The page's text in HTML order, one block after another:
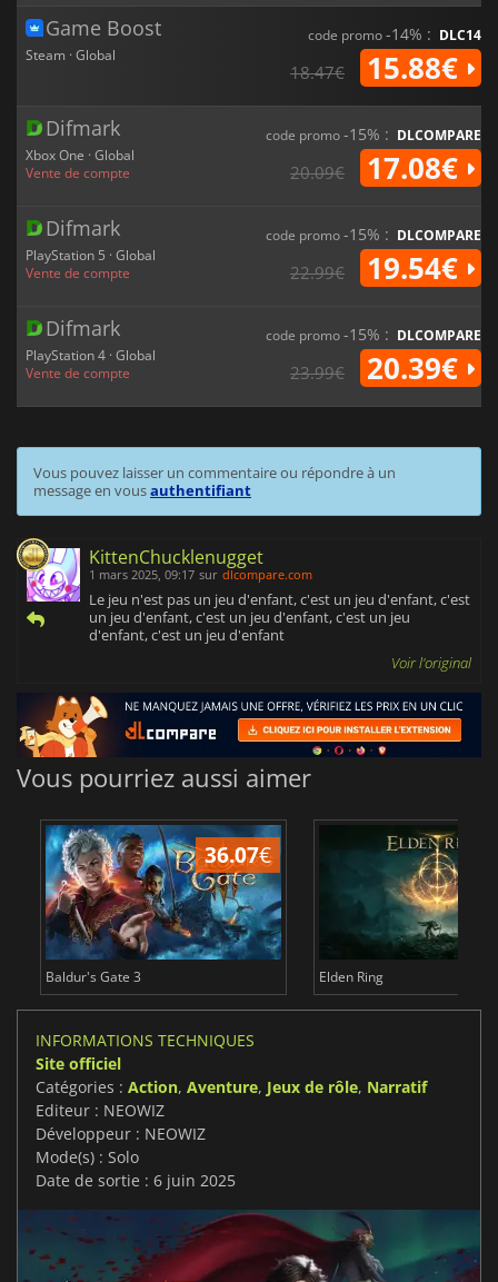
Game Boost
Steam · Global
code promo-14% : DLC14
18.47€ 15.88€
Difmark
Xbox One · Global
Vente de compte
code promo-15% : DLCOMPARE
20.09€ 17.08€
Difmark
PlayStation 5 · Global
Vente de compte
code promo-15% : DLCOMPARE
22.99€ 19.54€
Difmark
PlayStation 4 · Global
Vente de compte
code promo-15% : DLCOMPARE
23.99€ 20.39€
Vous pouvez laisser un commentaire ou répondre à un
message en vousauthentifiant
KittenChucklenugget
1 mars 2025, 09:17 sur dlcompare.com
Le jeu n'est pas un jeu d'enfant, c'est un jeu d'enfant, c'est
un jeu d'enfant, c'est un jeu d'enfant, c'est un jeu
d'enfant, c'est un jeu d'enfant
Voir l'original
Vous pourriez aussi aimer
36.07€
Baldur's Gate 3 Elden Ring
INFORMATIONS TECHNIQUES
Site officiel
Catégories : Action, Aventure, Jeux de rôle, Narratif
Editeur : NEOWIZ
Développeur : NEOWIZ
Mode(s) : Solo
Date de sortie : 6 juin 2025